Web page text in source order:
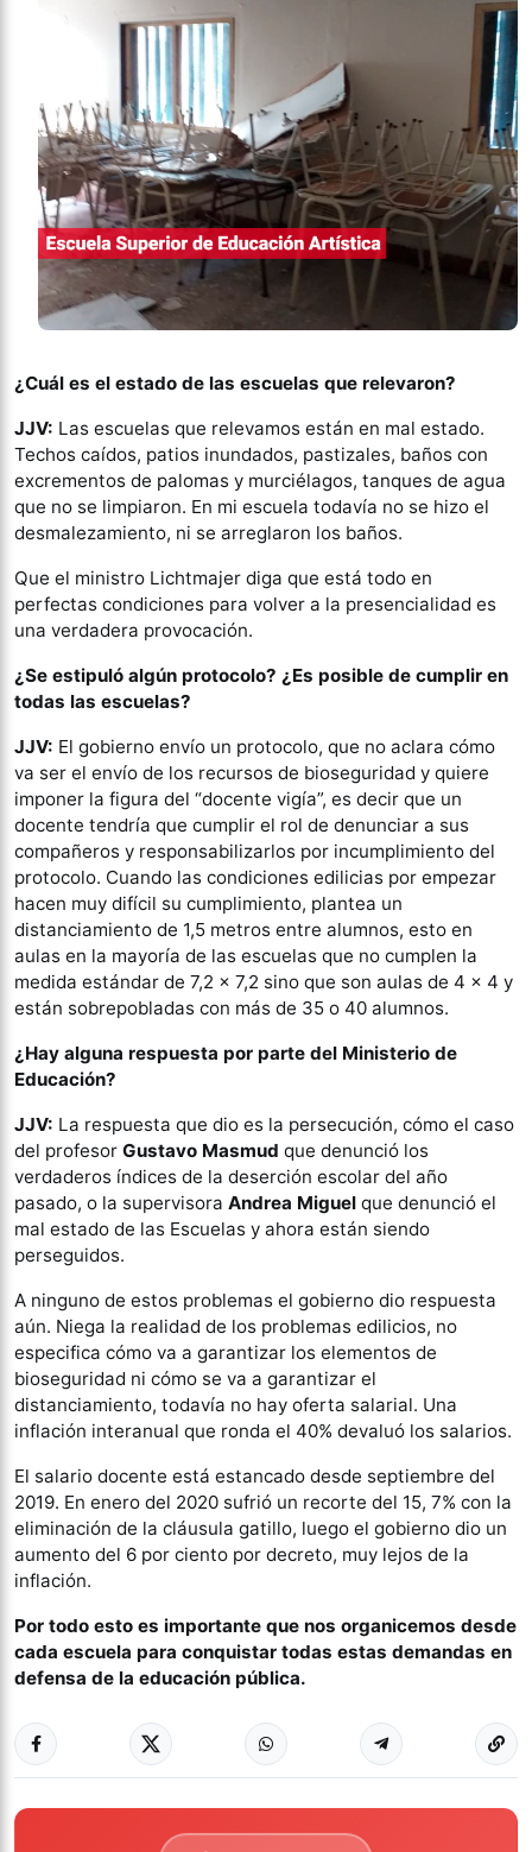
¿Cuál es el estado de las escuelas que relevaron?
JJV: Las escuelas que relevamos están en mal estado.
Techos caídos, patios inundados, pastizales, baños con
excrementos de palomas y murciélagos, tanques de agua
que no se limpiaron. En mi escuela todavía no se hizo el
desmalezamiento, ni se arreglaron los baños.
Que el ministro Lichtmajer diga que está todo en
perfectas condiciones para volver a la presencialidad es
una verdadera provocación.
¿Se estipuló algún protocolo? ¿Es posible de cumplir en
todas las escuelas?
JJV: El gobierno envío un protocolo, que no aclara cómo
va ser el envío de los recursos de bioseguridad y quiere
imponer la figura del “docente vigía”, es decir que un
docente tendría que cumplir el rol de denunciar a sus
compañeros y responsabilizarlos por incumplimiento del
protocolo. Cuando las condiciones edilicias por empezar
hacen muy difícil su cumplimiento, plantea un
distanciamiento de 1,5 metros entre alumnos, esto en
aulas en la mayoría de las escuelas que no cumplen la
medida estándar de 7,2 x 7,2 sino que son aulas de 4 x 4 y
están sobrepobladas con más de 35 o 40 alumnos.
¿Hay alguna respuesta por parte del Ministerio de
Educación?
JJV: La respuesta que dio es la persecución, cómo el caso
del profesor Gustavo Masmud que denunció los
verdaderos índices de la deserción escolar del año
pasado, o la supervisora Andrea Miguel que denunció el
mal estado de las Escuelas y ahora están siendo
perseguidos.
A ninguno de estos problemas el gobierno dio respuesta
aún. Niega la realidad de los problemas edilicios, no
especifica cómo va a garantizar los elementos de
bioseguridad ni cómo se va a garantizar el
distanciamiento, todavía no hay oferta salarial. Una
inflación interanual que ronda el 40% devaluó los salarios.
El salario docente está estancado desde septiembre del
2019. En enero del 2020 sufrió un recorte del 15, 7% con la
eliminación de la cláusula gatillo, luego el gobierno dio un
aumento del 6 por ciento por decreto, muy lejos de la
inflación.
Por todo esto es importante que nos organicemos desde
cada escuela para conquistar todas estas demandas en
defensa de la educación pública.